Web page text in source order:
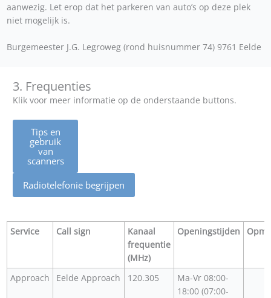
aanwezig. Let erop dat het parkeren van auto’s op deze plek
niet mogelijk is.
Burgemeester J.G. Legroweg (rond huisnummer 74) 9761 Eelde
3. Frequenties
Klik voor meer informatie op de onderstaande buttons.
Tips en
gebruik
van
scanners
Radiotelefonie begrijpen
Service Call sign
Kanaal
frequentie
(MHz)
Openingstijden
Approach Eelde Approach 120.305
Ma-Vr 08:00-
18:00 (07:00-